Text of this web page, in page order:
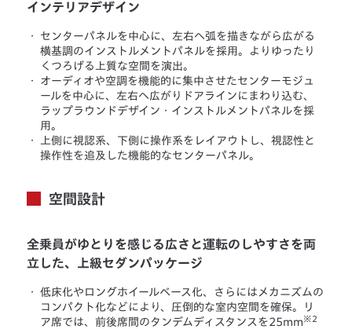
インテリアデザイン
・
センターパネルを中心に、左右へ弧を描きながら広がる
横基調のインストルメントパネルを採用。よりゆったり
くつろげる上質な空間を演出。
・
オーディオや空調を機能的に集中させたセンターモジュ
ールを中心に、左右へ広がりドアラインにまわり込む、
ラップラウンドデザイン・インストルメントパネルを採
用。
・
上側に視認系、下側に操作系をレイアウトし、視認性と
操作性を追及した機能的なセンターパネル。
空間設計
全乗員がゆとりを感じる広さと運転のしやすさを両
立した、上級セダンパッケージ
・
低床化やロングホイールベース化、さらにはメカニズムの
コンパクト化などにより、圧倒的な室内空間を確保。リ
ア席では、前後席間のタンデムディスタンスを25mm ※2